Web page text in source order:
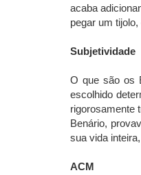
acaba
pegar um
Subjetividade
O que são os
escolhido
rigorosamente
Benário,
sua vida
ACM